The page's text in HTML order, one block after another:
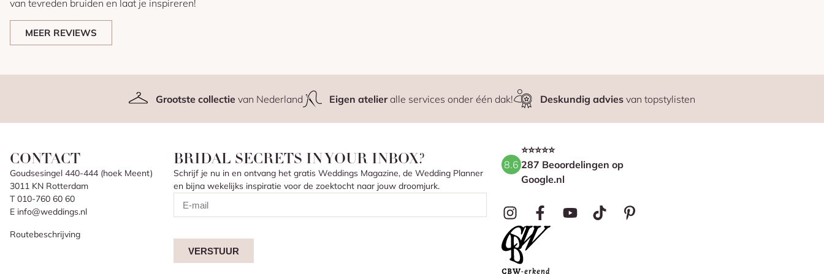
van tevreden bruiden en laat je inspireren!
MEER REVIEWS
Grootste collectievan Nederland Eigen atelieralle services onder één dak! Deskundig advies van topstylisten
CONTACT
Goudsesingel 440-444 (hoek Meent)
3011 KN Rotterdam
T 010-760 60 60
E info@weddings.nl
Routebeschrijving
BRIDAL SECRETS IN YOUR INBOX?
Schrijf je nu in en ontvang het gratis Weddings Magazine, de Wedding Planner
en bijna wekelijks inspiratie voor de zoektocht naar jouw droomjurk.
VERSTUUR
8.6
⭐⭐⭐⭐⭐
287 Beoordelingen op
Google.nl